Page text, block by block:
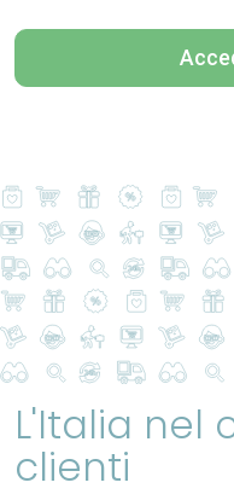
L'Italia nel
clienti